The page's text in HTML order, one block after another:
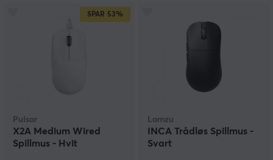
SPAR 53%
Pulsar
X2A Medium Wired
Spillmus - Hvit
Lamzu
INCA Trådløs Spillmus -
Svart